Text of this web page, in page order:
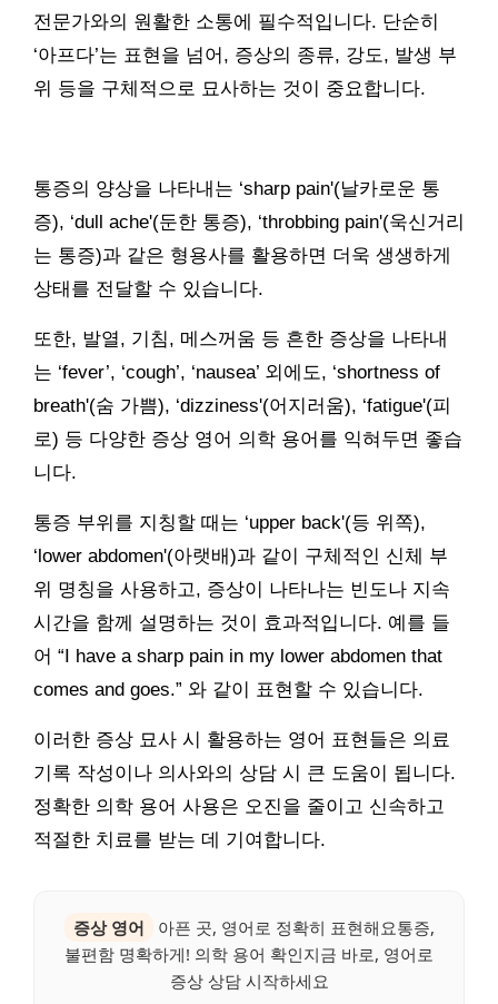
전문가와의 원활한 소통에 필수적입니다. 단순히
‘아프다’는 표현을 넘어, 증상의 종류, 강도, 발생 부
위 등을 구체적으로 묘사하는 것이 중요합니다.
통증의 양상을 나타내는 ‘sharp pain'(날카로운 통
증), ‘dull ache'(둔한 통증), ‘throbbing pain'(욱신거리
는 통증)과 같은 형용사를 활용하면 더욱 생생하게
상태를 전달할 수 있습니다.
또한, 발열, 기침, 메스꺼움 등 흔한 증상을 나타내
는 ‘fever’, ‘cough’, ‘nausea’ 외에도, ‘shortness of
breath'(숨 가쁨), ‘dizziness'(어지러움), ‘fatigue'(피
로) 등 다양한 증상 영어 의학 용어를 익혀두면 좋습
니다.
통증 부위를 지칭할 때는 ‘upper back'(등 위쪽),
‘lower abdomen'(아랫배)과 같이 구체적인 신체 부
위 명칭을 사용하고, 증상이 나타나는 빈도나 지속
시간을 함께 설명하는 것이 효과적입니다. 예를 들
어 “I have a sharp pain in my lower abdomen that
comes and goes.” 와 같이 표현할 수 있습니다.
이러한 증상 묘사 시 활용하는 영어 표현들은 의료
기록 작성이나 의사와의 상담 시 큰 도움이 됩니다.
정확한 의학 용어 사용은 오진을 줄이고 신속하고
적절한 치료를 받는 데 기여합니다.
증상 영어
아픈 곳, 영어로 정확히 표현해요통증,
불편함 명확하게! 의학 용어 확인지금 바로, 영어로
증상 상담 시작하세요